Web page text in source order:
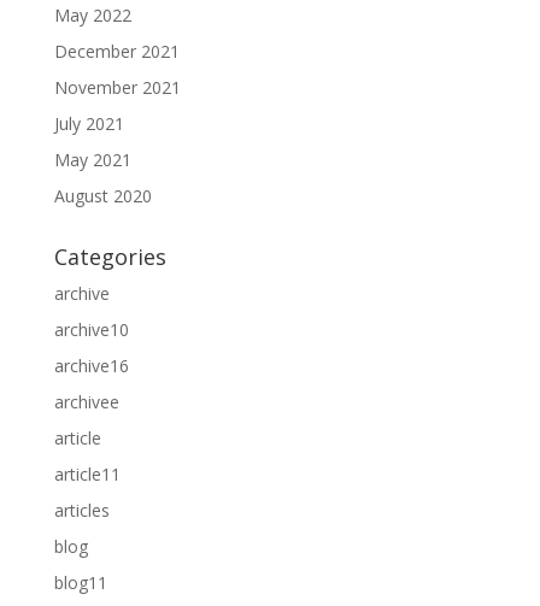
May 2022
December 2021
November 2021
July 2021
May 2021
August 2020
Categories
archive
archive10
archive16
archivee
article
article11
articles
blog
blog11